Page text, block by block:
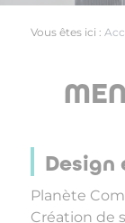
Vous êtes ici :
Design
Planète
Création de